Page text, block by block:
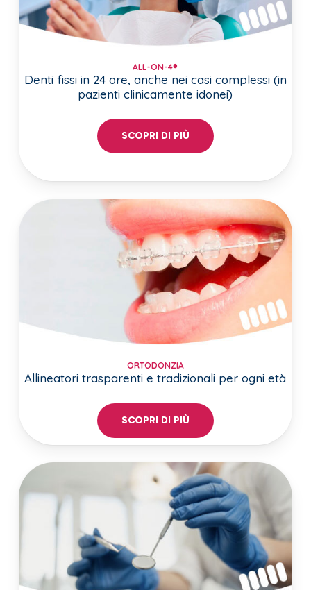
ALL-ON-4®
Denti fissi in 24 ore, anche nei casi complessi (in
pazienti clinicamente idonei)
SCOPRI DI PIÙ
ORTODONZIA
Allineatori trasparenti e tradizionali per ogni età
SCOPRI DI PIÙ